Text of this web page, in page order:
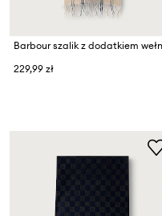
229,99 zł